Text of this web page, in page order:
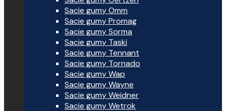
Sacie gumy Omm
Sacie gumy Promag
Sacie gumy Sorma
Sacie gumy Taski
Sacie gumy Tennant
Sacie gumy Tornado
Sacie gumy Wap
Sacie gumy Wayne
Sacie gumy Weidner
Sacie gumy Wetrok